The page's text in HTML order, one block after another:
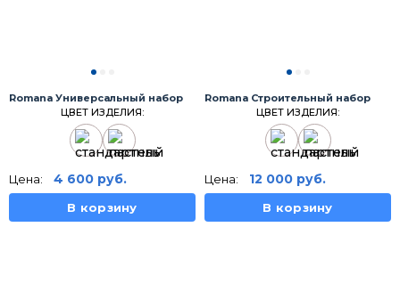
Romana Универсальный набор
ЦВЕТ ИЗДЕЛИЯ:
Цена: 4 600 руб.
В корзину
Romana Строительный набор
ЦВЕТ ИЗДЕЛИЯ:
Цена: 12 000 руб.
В корзину